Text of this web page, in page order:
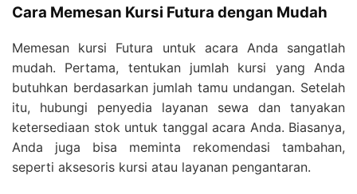
Cara Memesan Kursi Futura dengan Mudah
Memesan kursi Futura untuk acara Anda sangatlah
mudah. Pertama, tentukan jumlah kursi yang Anda
butuhkan berdasarkan jumlah tamu undangan. Setelah
itu, hubungi penyedia layanan sewa dan tanyakan
ketersediaan stok untuk tanggal acara Anda. Biasanya,
Anda juga bisa meminta rekomendasi tambahan,
seperti aksesoris kursi atau layanan pengantaran.